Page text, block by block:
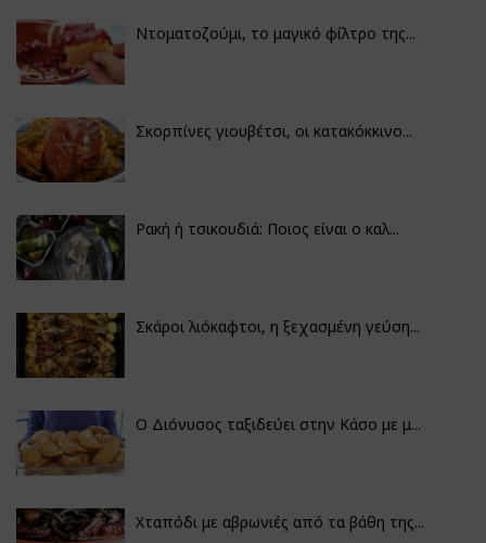
Ντοματοζούμι, το μαγικό φίλτρο της...
Σκορπίνες γιουβέτσι, οι κατακόκκινο...
Ρακή ή τσικουδιά: Ποιος είναι ο καλ...
Σκάροι λιόκαφτοι, η ξεχασμένη γεύση...
Ο Διόνυσος ταξιδεύει στην Κάσο με μ...
Χταπόδι με αβρωνιές από τα βάθη της...